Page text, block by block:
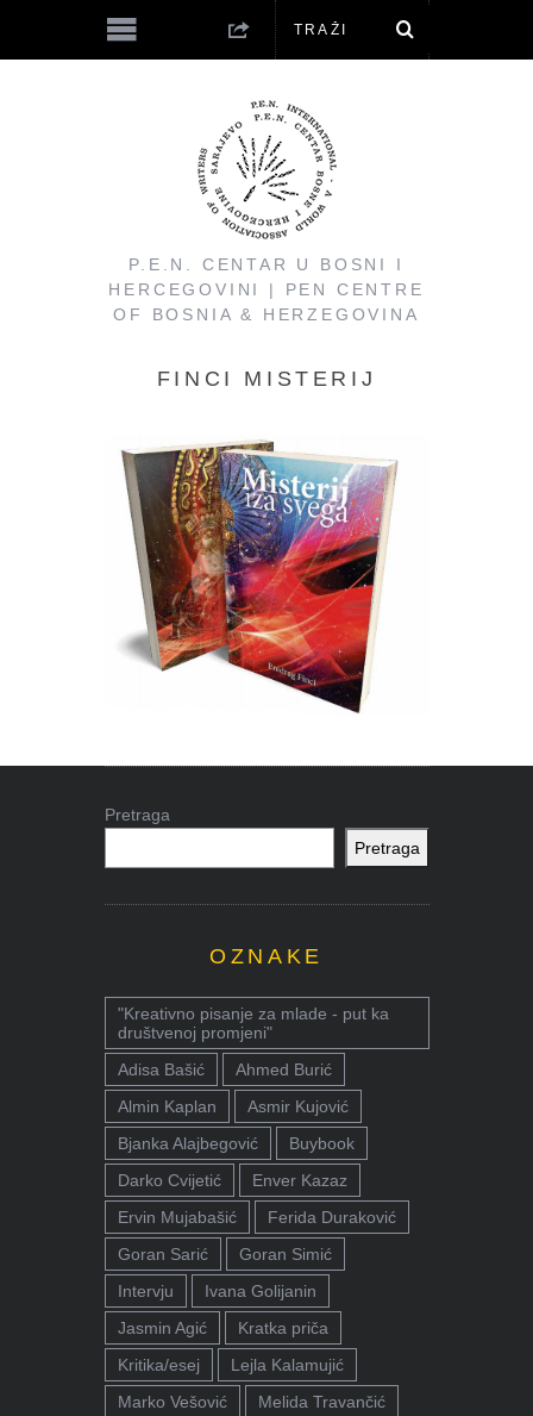
P.E.N. CENTAR U BOSNI I
HERCEGOVINI | PEN CENTRE
OF BOSNIA & HERZEGOVINA
FINCI MISTERIJ
Pretraga
Pretraga
OZNAKE
"Kreativno pisanje za mlade - put ka
društvenoj promjeni"
Adisa Bašić
Ahmed Burić
Almin Kaplan
Asmir Kujović
Bjanka Alajbegović
Buybook
Darko Cvijetić
Enver Kazaz
Ervin Mujabašić
Ferida Duraković
Goran Sarić
Goran Simić
Intervju
Ivana Golijanin
Jasmin Agić
Kratka priča
Kritika/esej
Lejla Kalamujić
Marko Vešović
Melida Travančić